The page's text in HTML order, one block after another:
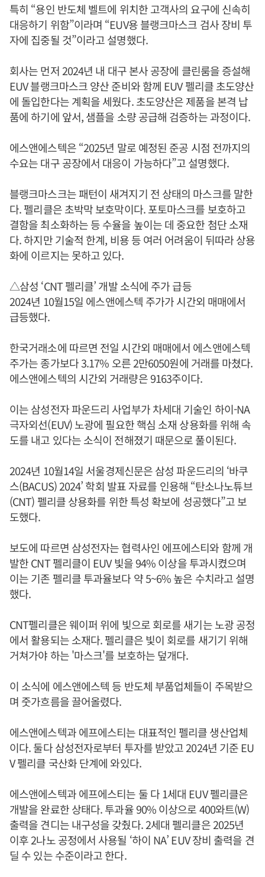
특히 “용인 반도체 벨트에 위치한 고객사의 요구에 신속히
대응하기 위함”이라며 “EUV용 블랭크마스크 검사 장비 투
자에 집중될 것”이라고 설명했다.
회사는 먼저 2024년 내 대구 본사 공장에 클린룸을 증설해
EUV 블랭크마스크 양산 준비와 함께 EUV 펠리클 초도양산
에 돌입한다는 계획을 세웠다. 초도양산은 제품을 본격 납
품에 하기에 앞서, 샘플을 소량 공급해 검증하는 과정이다.
에스앤에스텍은 “2025년 말로 예정된 준공 시점 전까지의
수요는 대구 공장에서 대응이 가능하다”고 설명했다.
블랭크마스크는 패턴이 새겨지기 전 상태의 마스크를 말한
다. 펠리클은 초박막 보호막이다. 포토마스크를 보호하고
결함을 최소화하는 등 수율을 높이는 데 중요한 첨단 소재
다. 하지만 기술적 한계, 비용 등 여러 어려움이 뒤따라 상용
화에 이르지는 못하고 있다.
△삼성 ‘CNT 펠리클’ 개발 소식에 주가 급등
2024년 10월15일 에스앤에스텍 주가가 시간외 매매에서
급등했다.
한국거래소에 따르면 전일 시간외 매매에서 에스앤에스텍
주가는 종가보다 3.17% 오른 2만6050원에 거래를 마쳤다.
에스앤에스텍의 시간외 거래량은 9163주이다.
이는 삼성전자 파운드리 사업부가 차세대 기술인 하이-NA
극자외선(EUV) 노광에 필요한 핵심 소재 상용화를 위해 속
도를 내고 있다는 소식이 전해졌기 때문으로 풀이된다.
2024년 10월14일 서울경제신문은 삼성 파운드리의 ‘바쿠
스(BACUS) 2024’ 학회 발표 자료를 인용해 “탄소나노튜브
(CNT) 펠리클 상용화를 위한 특성 확보에 성공했다”고 보
도했다.
보도에 따르면 삼성전자는 협력사인 에프에스티와 함께 개
발한 CNT 펠리클이 EUV 빛을 94% 이상을 투과시켰으며
이는 기존 펠리클 투과율보다 약 5~6% 높은 수치라고 설명
했다.
CNT펠리클은 웨이퍼 위에 빛으로 회로를 새기는 노광 공정
에서 활용되는 소재다. 펠리클은 빛이 회로를 새기기 위해
거쳐가야 하는 '마스크'를 보호하는 덮개다.
이 소식에 에스앤에스텍 등 반도체 부품업체들이 주목받으
며 줏가흐름을 끌어올렸다.
에스앤에스텍과 에프에스티는 대표적인 펠리클 생산업체
이다. 둘다 삼성전자로부터 투자를 받았고 2024년 기준 EU
V 펠리클 국산화 단계에 와있다.
에스앤에스텍과 에프에스티는 둘 다 1세대 EUV 펠리클은
개발을 완료한 상태다. 투과율 90% 이상으로 400와트(W)
출력을 견디는 내구성을 갖췄다. 2세대 펠리클은 2025년
이후 2나노 공정에서 사용될 ‘하이 NA’ EUV 장비 출력을 견
딜 수 있는 수준이라고 한다.